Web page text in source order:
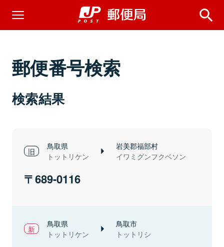
郵便番号検索
検索結果
鳥取県
トットリケン
岩美郡福部村
イワミグンフクベソン
689-0116
鳥取県
トットリケン
鳥取市
トットリシ